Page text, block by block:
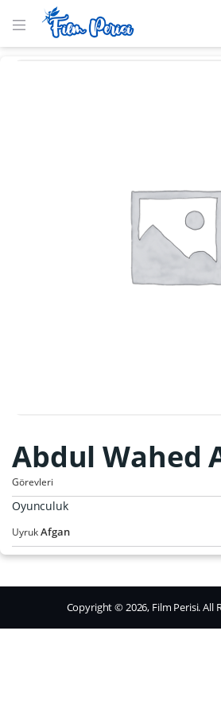
Abdul Wahed
Görevleri
Oyunculuk
UyrukAfgan
Copyright © 2026, Film Perisi. All